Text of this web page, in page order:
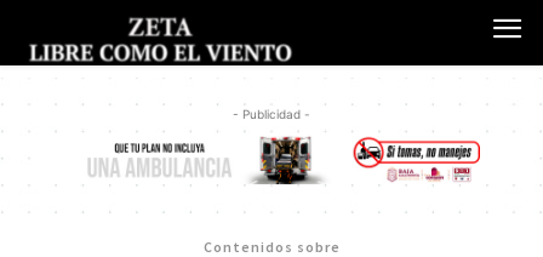
- Publicidad -
Contenidos sobre